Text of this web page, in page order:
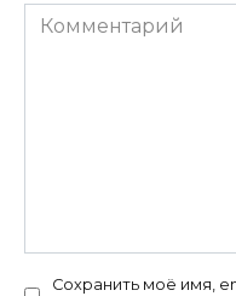
Комментарий
Сохранить моё имя,